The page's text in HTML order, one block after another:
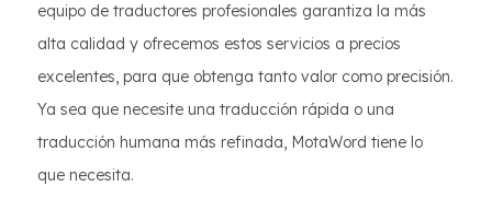
equipo de traductores profesionales garantiza la más
alta calidad y ofrecemos estos servicios a precios
excelentes, para que obtenga tanto valor como precisión.
Ya sea que necesite una traducción rápida o una
traducción humana más refinada, MotaWord tiene lo
que necesita.